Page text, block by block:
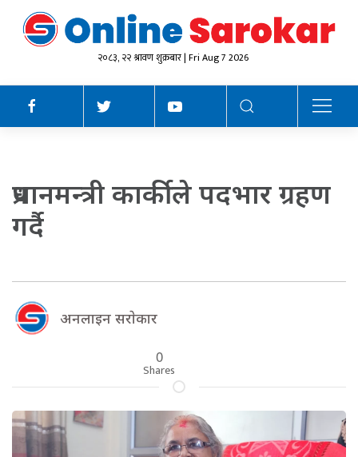
२०८३, २२ श्रावण शुक्रबार | Fri Aug 7 2026
प्रधानमन्त्री कार्कीले पदभार ग्रहण
गर्दै
अनलाइन सराेकार
0
Shares